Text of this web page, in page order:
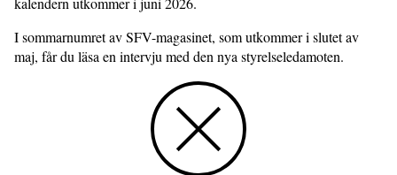
I sommarnumret av SFV-magasinet, som utkommer i slutet av
maj, får du läsa en intervju med den nya styrelseledamoten.